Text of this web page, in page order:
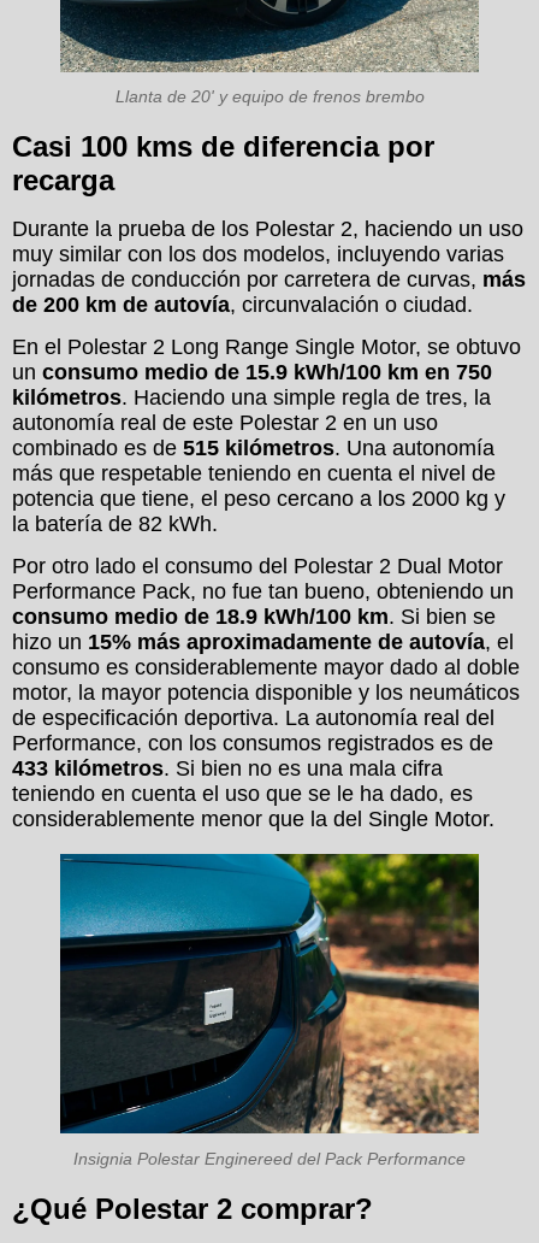
Llanta de 20' y equipo de frenos brembo
Casi 100 kms de diferencia por
recarga
Durante la prueba de los Polestar 2, haciendo un uso
muy similar con los dos modelos, incluyendo varias
jornadas de conducción por carretera de curvas, más
de 200 km de autovía, circunvalación o ciudad.
En el Polestar 2 Long Range Single Motor, se obtuvo
un consumo medio de 15.9 kWh/100 km en 750
kilómetros. Haciendo una simple regla de tres, la
autonomía real de este Polestar 2 en un uso
combinado es de 515 kilómetros. Una autonomía
más que respetable teniendo en cuenta el nivel de
potencia que tiene, el peso cercano a los 2000 kg y
la batería de 82 kWh.
Por otro lado el consumo del Polestar 2 Dual Motor
Performance Pack, no fue tan bueno, obteniendo un
consumo medio de 18.9 kWh/100 km. Si bien se
hizo un 15% más aproximadamente de autovía, el
consumo es considerablemente mayor dado al doble
motor, la mayor potencia disponible y los neumáticos
de especificación deportiva. La autonomía real del
Performance, con los consumos registrados es de
433 kilómetros. Si bien no es una mala cifra
teniendo en cuenta el uso que se le ha dado, es
considerablemente menor que la del Single Motor.
Insignia Polestar Enginereed del Pack Performance
¿Qué Polestar 2 comprar?